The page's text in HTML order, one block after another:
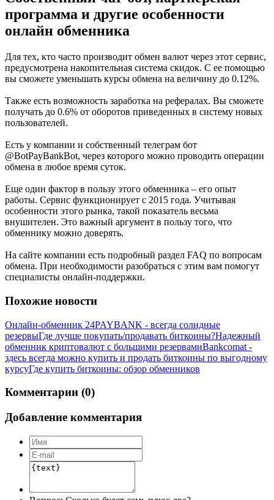
программа и другие особенности
онлайн обменника
Для тех, кто часто производит обмен валют через этот сервис,
предусмотрена накопительная система скидок. С ее помощью
вы сможете уменьшать курсы обмена на величину до 0.12%.
Также есть возможность заработка на рефералах. Вы сможете
получать до 0.6% от оборотов приведенных в систему новых
пользователей.
Есть у компании и собственный телеграм бот
@BotPayBankBot, через которого можно проводить операции
обмена в любое время суток.
Еще один фактор в пользу этого обменника – его опыт
работы. Сервис функционирует с 2015 года. Учитывая
особенности этого рынка, такой показатель весьма
внушителен. Это важный аргумент в пользу того, что
обменнику можно доверять.
На сайте компании есть подробный раздел FAQ по вопросам
обмена. При необходимости разобраться с этим вам помогут
специалисты онлайн-поддержки.
Похожие новости
Онлайн-обменник 24PAYBANK - всегда солидные
резервыГде лучше покупать/продавать биткоины?Надежный
обменник криптовалют с большими резервамиBankcomat -
здесь всегда можно купить и продать биткоины по выгодному
курсуГде купить биткоины: обзор обменников
Комментарии (0)
Добавление комментария